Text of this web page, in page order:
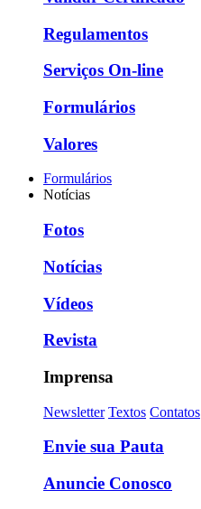
Regulamentos
Serviços On-line
Formulários
Valores
Formulários
Notícias
Fotos
Notícias
Vídeos
Revista
Imprensa
Newsletter Textos Contatos
Envie sua Pauta
Anuncie Conosco